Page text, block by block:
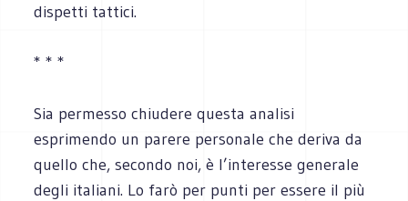
dispetti tattici.
* * *
Sia permesso chiudere questa analisi
esprimendo un parere personale che deriva da
quello che, secondo noi, è l’interesse generale
degli italiani. Lo farò per punti per essere il più